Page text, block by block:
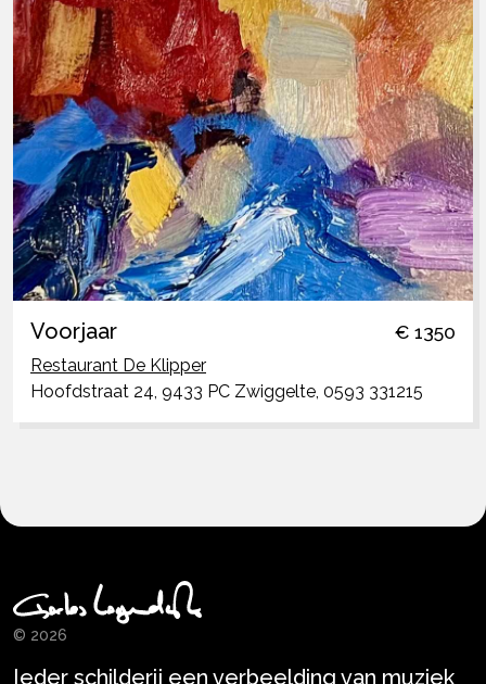
Voorjaar € 1350
Restaurant De Klipper
Hoofdstraat 24, 9433 PC Zwiggelte, 0593 331215
© 2026
Ieder schilderij een verbeelding van muziek